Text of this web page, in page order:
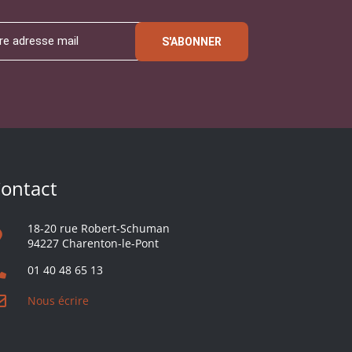
S'ABONNER
18-20 rue Robert-Schuman
94227 Charenton-le-Pont
01 40 48 65 13
Nous écrire